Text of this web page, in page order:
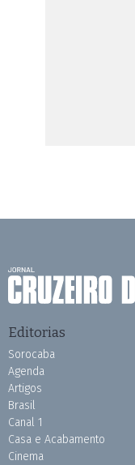
Editorias
Sorocaba
Agenda
Artigos
Brasil
Canal 1
Casa e Acabamento
Cinema